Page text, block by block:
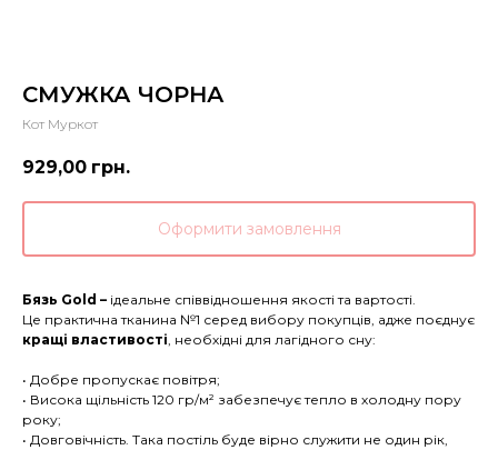
СМУЖКА ЧОРНА
Кот Муркот
929,00 грн.
Оформити замовлення
Бязь Gold – ідеальне співвідношення якості та вартості.
Це практична тканина №1 серед вибору покупців, адже поєднує
кращі властивості, необхідні для лагідного сну:
• Добре пропускає повітря;
• Висока щільність 120 гр/м² забезпечує тепло в холодну пору
року;
• Довговічність. Така постіль буде вірно служити не один рік,